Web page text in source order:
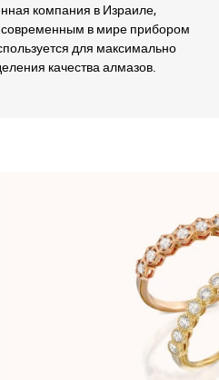
компания в Израиле,
в мире прибором
для максимально
качества алмазов.